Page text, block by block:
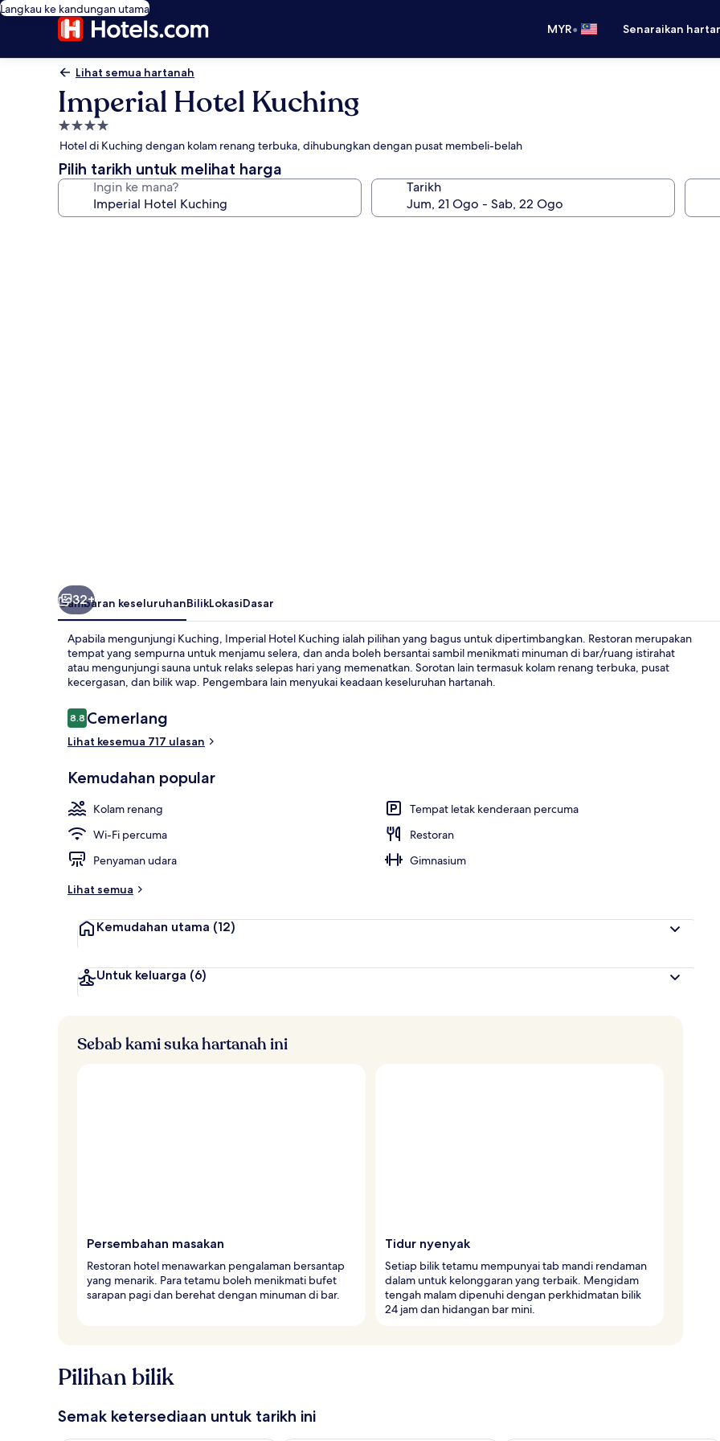
Langkau ke kandungan utama
MYR• Senaraikan
Lihat semua hartanah
Imperial Hotel Kuching
Hartanah
4.0
bintang
Hotel di Kuching dengan kolam renang terbuka, dihubungkan dengan pusat membeli-belah
Pilih tarikh untuk melihat harga
Ingin ke mana? Tarikh
32+
Gambaran keseluruhanBilikLokasiDasar
Apabila mengunjungi Kuching, Imperial Hotel Kuching ialah pilihan yang bagus untuk dipertimbangkan. Restoran merupakan
tempat yang sempurna untuk menjamu selera, dan anda boleh bersantai sambil menikmati minuman di bar/ruang istirahat
atau mengunjungi sauna untuk relaks selepas hari yang memenatkan. Sorotan lain termasuk kolam renang terbuka, pusat
kecergasan, dan bilik wap. Pengembara lain menyukai keadaan keseluruhan hartanah.
Ulasan
8.88.8 daripada 10
Cemerlang
Lihat kesemua 717 ulasan
Kemudahan popular
Kolam renang
Tempat letak kenderaan percuma
Wi-Fi percuma
Restoran
Penyaman udara
Gimnasium
Lihat semua
Kemudahan utama (12)
Untuk keluarga (6)
Sebab kami suka hartanah ini
Persembahan masakan
Restoran hotel menawarkan pengalaman bersantap
yang menarik. Para tetamu boleh menikmati bufet
sarapan pagi dan berehat dengan minuman di bar.
Tidur nyenyak
Setiap bilik tetamu mempunyai tab mandi rendaman
dalam untuk kelonggaran yang terbaik. Mengidam
tengah malam dipenuhi dengan perkhidmatan bilik
24 jam dan hidangan bar mini.
Pilihan bilik
Semak ketersediaan untuk tarikh ini